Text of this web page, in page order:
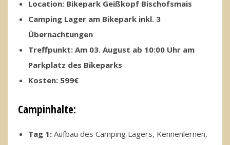
Location: Bikepark Geißkopf Bischofsmais
Camping Lager am Bikepark inkl. 3
Übernachtungen
Treffpunkt: Am 03. August ab 10:00 Uhr am
Parkplatz des Bikeparks
Kosten: 599€
Campinhalte:
Tag 1: Aufbau des Camping Lagers, Kennenlernen,